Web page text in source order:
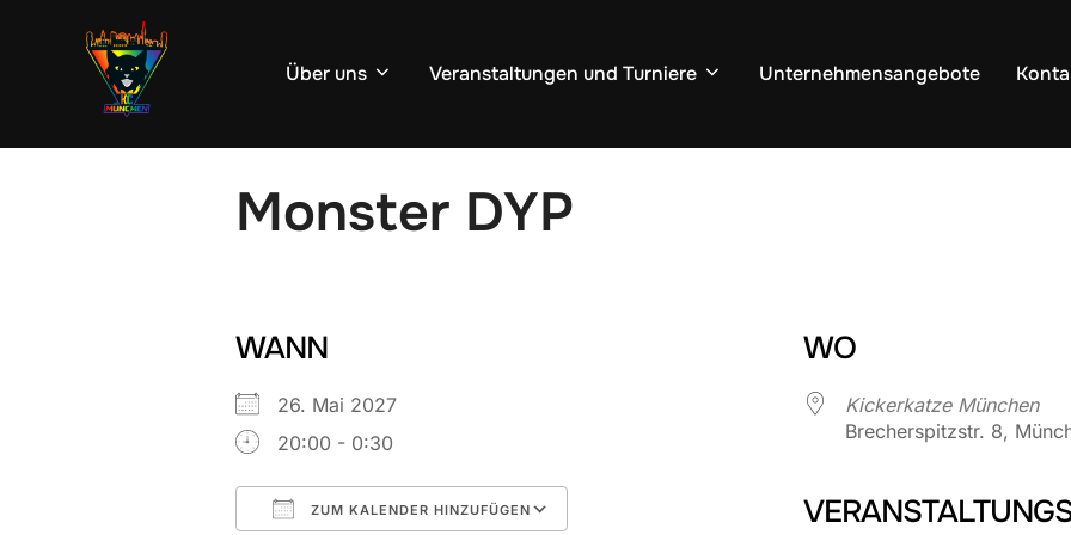
Über uns Veranstaltungen und Turniere Unternehmensangebote
Monster DYP
WANN
26. Mai 2027
20:00 - 0:30
ZUM KALENDER HINZUFÜGEN
WO
Kickerkatze München
Brecherspitzstr. 8,